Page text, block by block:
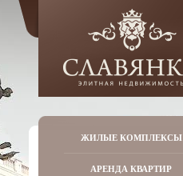
ЖИЛЫЕ КОМПЛЕКСЫ
АРЕНДА КВАРТИР